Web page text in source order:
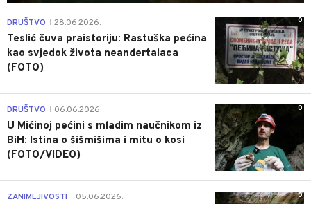
0
DRUŠTVO 28.06.2026.
Teslić čuva praistoriju: Rastuška pećina
kao svjedok života neandertalaca
(FOTO)
0
DRUŠTVO 06.06.2026.
U Mićinoj pećini s mladim naučnikom iz
BiH: Istina o šišmišima i mitu o kosi
(FOTO/VIDEO)
0
ZANIMLJIVOSTI 05.06.2026.